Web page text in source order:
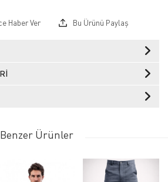
Haber Ver Bu Ürünü Paylaş
Benzer Ürünler